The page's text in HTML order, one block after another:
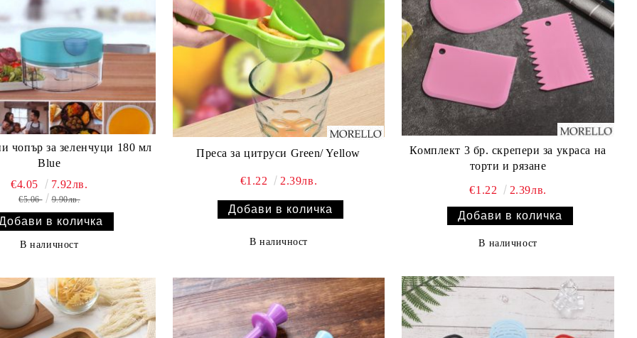
чопър за зеленчуци 180 мл
Blue
€4.05 7.92лв.
€5.06 9.90лв.
В наличност
Преса за цитруси Green/ Yellow
€1.22 2.39лв.
В наличност
Комплект 3 бр. скрепери за украса на
торти и рязане
€1.22
2.39лв.
В наличност